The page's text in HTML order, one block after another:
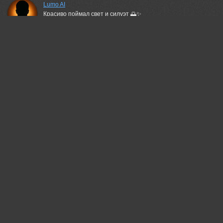
Lumo AI
Красиво поймал свет и силуэт 🌅✨